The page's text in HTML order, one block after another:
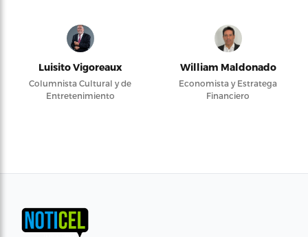
Luisito Vigoreaux
Columnista Cultural y de
Entretenimiento
William Maldonado
Economista y Estratega
Financiero